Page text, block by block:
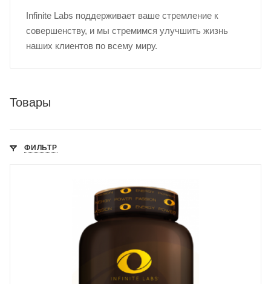
Infinite Labs поддерживает ваше стремление к
совершенству, и мы стремимся улучшить жизнь
наших клиентов по всему миру.
Товары
ФИЛЬТР